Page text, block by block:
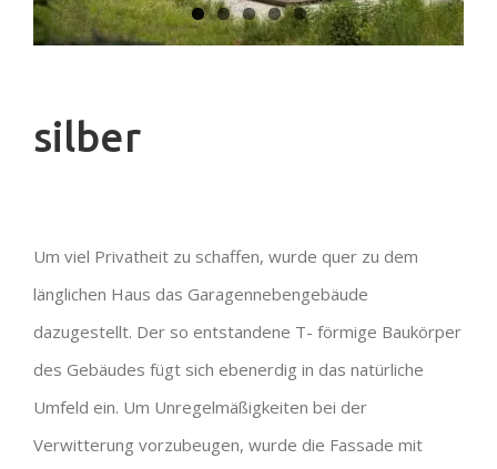
silber
Um viel Privatheit zu schaffen, wurde quer zu dem
länglichen Haus das Garagennebengebäude
dazugestellt. Der so entstandene T- förmige Baukörper
des Gebäudes fügt sich ebenerdig in das natürliche
Umfeld ein. Um Unregelmäßigkeiten bei der
Verwitterung vorzubeugen, wurde die Fassade mit